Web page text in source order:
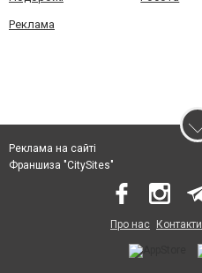
Реклама
Реклама на сайті
Франшиза "CitySites"
Про нас Контакти